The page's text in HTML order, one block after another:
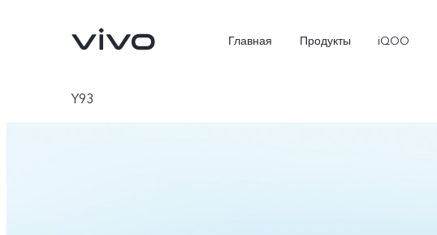
Главная Продукты iQOO
Y93